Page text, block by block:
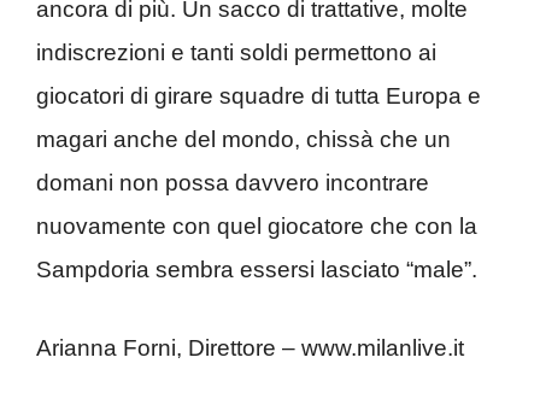
ancora di più. Un sacco di trattative, molte
indiscrezioni e tanti soldi permettono ai
giocatori di girare squadre di tutta Europa e
magari anche del mondo, chissà che un
domani non possa davvero incontrare
nuovamente con quel giocatore che con la
Sampdoria sembra essersi lasciato “male”.
Arianna Forni, Direttore – www.milanlive.it